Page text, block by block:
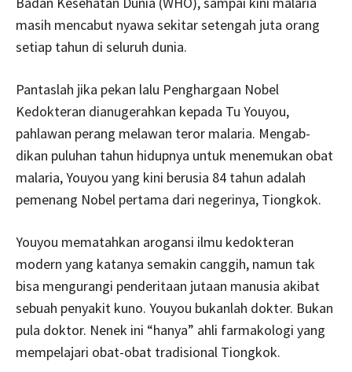
masih mencabut nyawa sekitar setengah juta orang
setiap tahun di seluruh dunia.
Pantaslah jika pekan lalu Penghargaan Nobel
Kedokteran dianugerahkan kepada Tu Youyou,
pahlawan perang melawan teror malaria. Mengab­
dikan puluhan tahun hidupnya untuk menemukan obat
malaria, Youyou yang kini berusia 84 tahun adalah
pemenang Nobel pertama dari negerinya, Tiongkok.
Youyou mematahkan arogansi ilmu kedokteran
modern yang katanya semakin canggih, namun tak
bisa mengurangi penderitaan jutaan manusia akibat
sebuah penyakit kuno. Youyou bukanlah dokter. Bukan
pula doktor. Nenek ini “hanya” ahli farmakologi yang
mempelajari obat­-obat tradisio­nal Tiongkok.